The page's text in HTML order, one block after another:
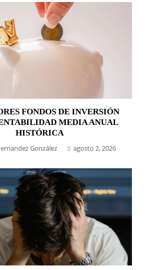
FONDOS DE INVERSIÓN
MEDIA ANUAL
HISTÓRICA
González agosto 2, 2026